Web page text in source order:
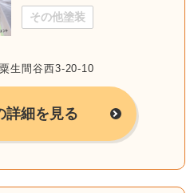
その他塗装
生間谷西3-20-10
詳細を見る